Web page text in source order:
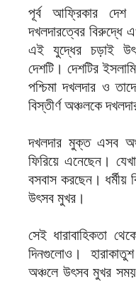
পূর্ব আফ্রিকার দেশ
দখলদারত্বের বিরুদ্ধে
এই যুদ্ধের চড়াই
দেশটি। দেশটির
পশ্চিমা দখলদার ও
বিস্তীর্ণ অঞ্চলকে
দখলদার মুক্ত এসব
ফিরিয়ে এনেছেন।
বসবাস করছেন। ধর্মীয়
উৎসব মুখর।
সেই ধারাবাহিকতা
দিনগুলোও।
অঞ্চলে উৎসব মুখর